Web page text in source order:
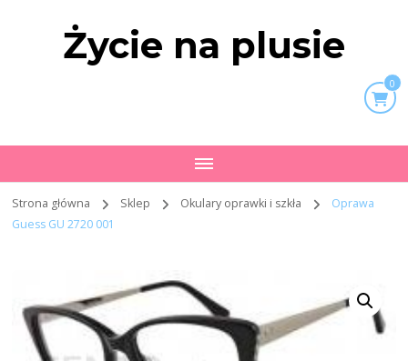
Życie na plusie
0
Strona główna Sklep Okulary oprawki i szkła
Oprawa
Guess GU 2720 001